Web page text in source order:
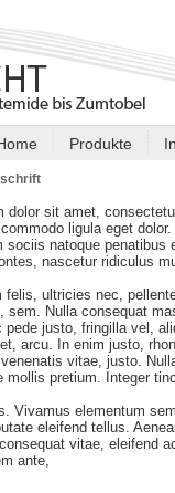
Produkte
dolor sit amet,
ligula eget dolor.
sociis natoque penatibus
nascetur ridiculus
felis, ultricies nec,
sem. Nulla consequat
pede justo, fringilla vel,
arcu. In enim justo,
vitae, justo.
mollis pretium. Integer
Vivamus elementum
eleifend tellus.
vitae, eleifend
ante,